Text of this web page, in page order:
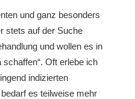
und ganz besonders
stets auf der Suche
und wollen es in
schaffen“. Oft erlebe ich
indizierten
es teilweise mehr